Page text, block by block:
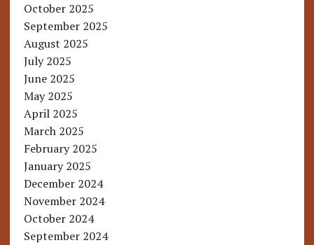
October 2025
September 2025
August 2025
July 2025
June 2025
May 2025
April 2025
March 2025
February 2025
January 2025
December 2024
November 2024
October 2024
September 2024